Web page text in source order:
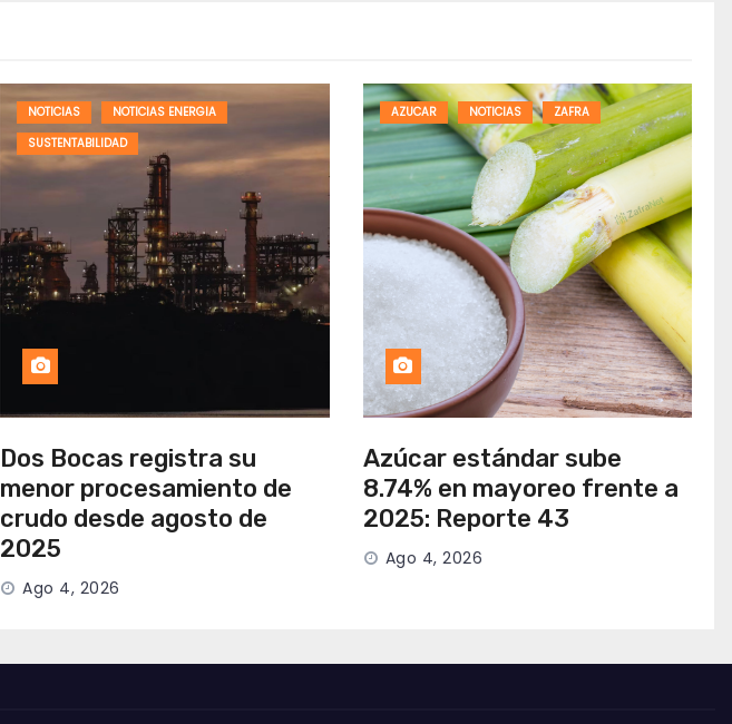
NOTICIAS
NOTICIAS ENERGIA
SUSTENTABILIDAD
Dos Bocas registra su
menor procesamiento de
crudo desde agosto de
2025
Ago 4, 2026
AZUCAR NOTICIAS ZAFRA
Azúcar estándar sube
8.74% en mayoreo frente a
2025: Reporte 43
Ago 4, 2026